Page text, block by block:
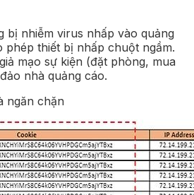
bị nhiễm virus nhấp vào quảng
thiết bị nhấp chuột ngầm.
mạo sự kiện (đặt phòng, mua
nhà quảng cáo.
ngăn chặn